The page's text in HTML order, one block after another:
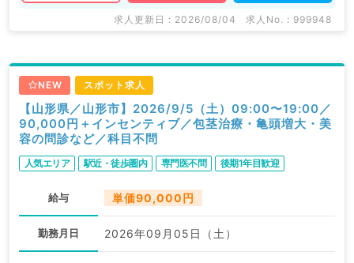
求人更新日 : 2026/08/04 求人No. : 999948
NEW スポット求人
【山形県／山形市】2026/9/5（土）09:00〜19:00／
90,000円＋インセンティブ／包茎治療・亀頭増大・美
容の問診など／科目不問
人気エリア 駅近・徒歩圏内 専門医不問 後期1年目歓迎
給与 単価90,000円
勤務月日 2026年09月05日（土）